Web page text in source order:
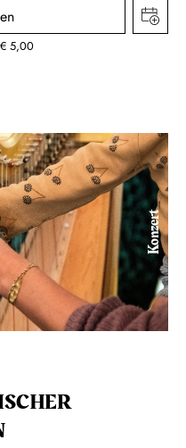
€ 5,00
Konzert